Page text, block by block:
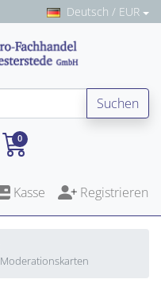
Deutsch / EUR
Suchen
0
Kasse Registrieren
Moderationskarten